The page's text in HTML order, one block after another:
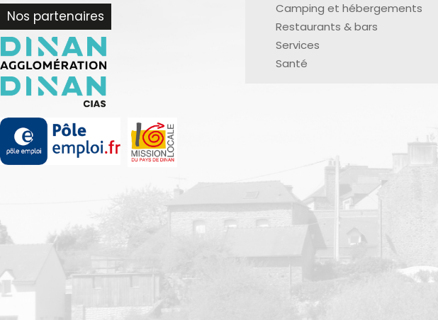
Nos partenaires
Camping et hébergements
Restaurants & bars
Services
Santé